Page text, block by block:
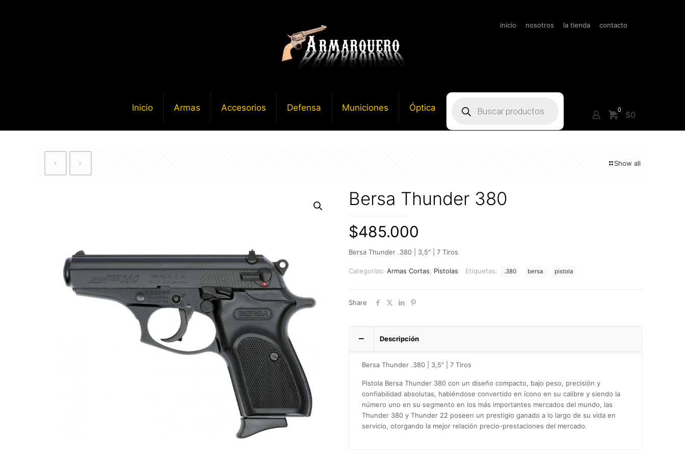
Inicio Armas Accesorios Defensa Municiones Óptica
productos
inicio nosotros la tienda contacto
0 $0
Show all
Bersa Thunder 380
$485.000
Bersa Thunder .380 | 3,5″ | 7 Tiros
Categorías: Armas Cortas Pistolas Etiquetas: .380 bersa pistola
Share
Descripción
Bersa Thunder .380 | 3,5″ | 7 Tiros
Pistola Bersa Thunder 380 con un diseño compacto, bajo peso, precisión y
confiabilidad absolutas, habiéndose convertido en ícono en su calibre y siendo la
número uno en su segmento en los más importantes mercados del mundo, las
Thunder 380 y Thunder 22 poseen un prestigio ganado a lo largo de su vida en
servicio, otorgando la mejor relación precio-prestaciones del mercado.